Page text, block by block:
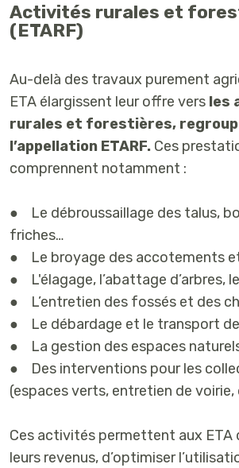
Activités rurales et
(ETARF)
Au-delà des travaux purement
ETA élargissent leur offre vers les
rurales et forestières,
l’appellation ETARF. Ces
comprennent notamment :
● Le débroussaillage des talus,
friches…
● Le broyage des accotements
● L'élagage, l’abattage d’arbres,
● L’entretien des fossés et des
● Le débardage et le transport
● La gestion des espaces
● Des interventions pour les
(espaces verts, entretien de
Ces activités permettent aux ETA
leurs revenus, d’optimiser